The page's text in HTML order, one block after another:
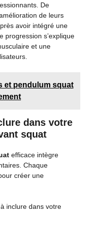
De
de leurs
avoir intégré une
progression s’explique
et une
et pendulum squat
dans votre
squat
efficace intègre
Chaque
créer une
inclure dans votre